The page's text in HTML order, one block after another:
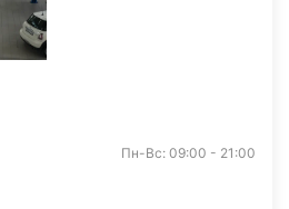
Пн-Вс: 09:00 - 21:00